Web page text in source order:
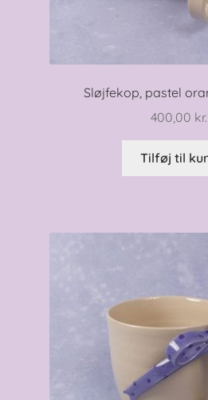
Sløjfekop, pastel
400,00 kr.
Tilføj til